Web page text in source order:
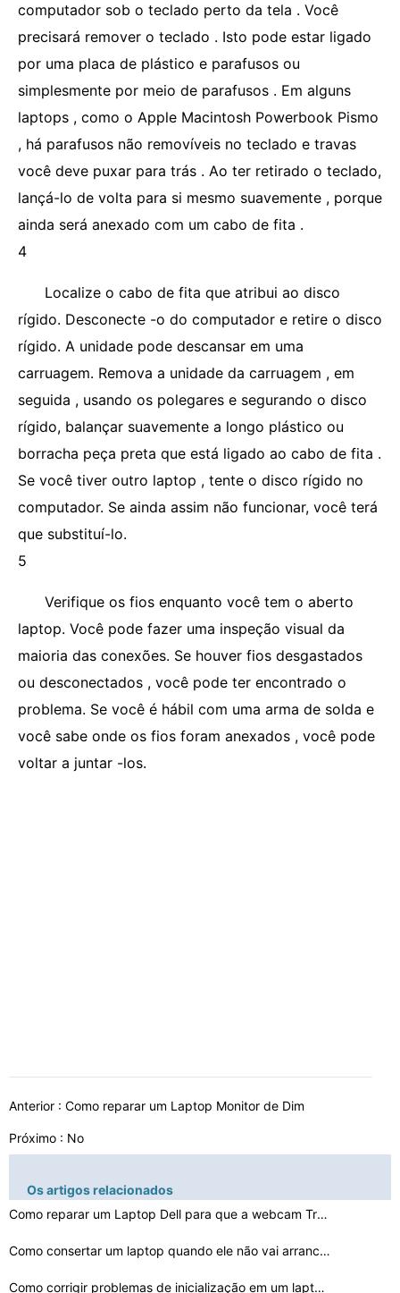
computador sob o teclado perto da tela . Você
precisará remover o teclado . Isto pode estar ligado
por uma placa de plástico e parafusos ou
simplesmente por meio de parafusos . Em alguns
laptops , como o Apple Macintosh Powerbook Pismo
, há parafusos não removíveis no teclado e travas
você deve puxar para trás . Ao ter retirado o teclado,
lançá-lo de volta para si mesmo suavemente , porque
ainda será anexado com um cabo de fita .
4
Localize o cabo de fita que atribui ao disco
rígido. Desconecte -o do computador e retire o disco
rígido. A unidade pode descansar em uma
carruagem. Remova a unidade da carruagem , em
seguida , usando os polegares e segurando o disco
rígido, balançar suavemente a longo plástico ou
borracha peça preta que está ligado ao cabo de fita .
Se você tiver outro laptop , tente o disco rígido no
computador. Se ainda assim não funcionar, você terá
que substituí-lo.
5
Verifique os fios enquanto você tem o aberto
laptop. Você pode fazer uma inspeção visual da
maioria das conexões. Se houver fios desgastados
ou desconectados , você pode ter encontrado o
problema. Se você é hábil com uma arma de solda e
você sabe onde os fios foram anexados , você pode
voltar a juntar -los.
Anterior : Como reparar um Laptop Monitor de Dim
Próximo : No
Os artigos relacionados
Como reparar um Laptop Dell para que a webcam Trabalhar…
Como consertar um laptop quando ele não vai arrancar
Como corrigir problemas de inicialização em um laptop…